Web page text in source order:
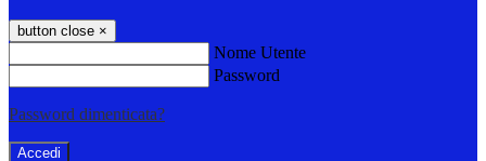
button close ×
Nome Utente
Password
Password dimenticata?